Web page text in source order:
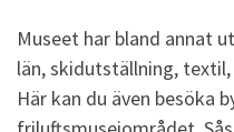
Museet har bland annat
län, skidutställning,
Här kan du även besöka